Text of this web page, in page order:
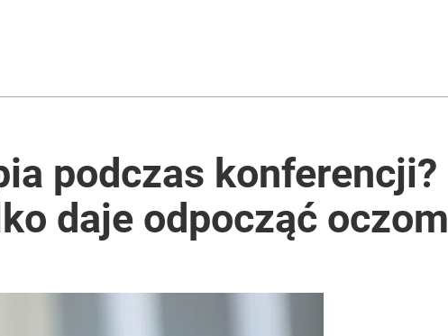
podczas konferencji?
daje odpocząć oczom